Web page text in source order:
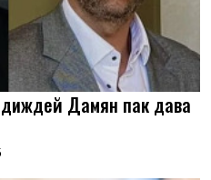
Дамян пак дава